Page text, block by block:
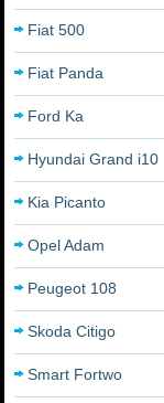
Fiat 500
Fiat Panda
Ford Ka
Hyundai Grand i10
Kia Picanto
Opel Adam
Peugeot 108
Skoda Citigo
Smart Fortwo